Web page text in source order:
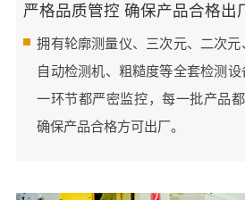
严格品质管控 确保产品合格出
拥有轮廓测量仪、三次元、二次
自动检测机、粗糙度等全套检测
一环节都严密监控，每一批产品
确保产品合格方可出厂。